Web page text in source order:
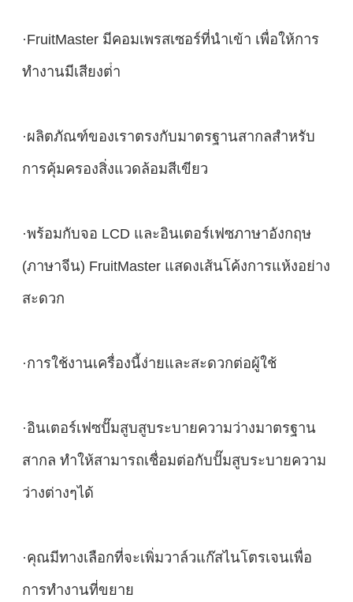
·FruitMaster มีคอมเพรสเซอร์ที่นําเข้า เพื่อให้การ
ทํางานมีเสียงต่ํา
·ผลิตภัณฑ์ของเราตรงกับมาตรฐานสากลสําหรับ
การคุ้มครองสิ่งแวดล้อมสีเขียว
·พร้อมกับจอ LCD และอินเตอร์เฟซภาษาอังกฤษ
(ภาษาจีน) FruitMaster แสดงเส้นโค้งการแห้งอย่าง
สะดวก
·การใช้งานเครื่องนี้ง่ายและสะดวกต่อผู้ใช้
·อินเตอร์เฟซปั๊มสูบสูบระบายความว่างมาตรฐาน
สากล ทําให้สามารถเชื่อมต่อกับปั๊มสูบระบายความ
ว่างต่างๆได้
·คุณมีทางเลือกที่จะเพิ่มวาล์วแก๊สไนโตรเจนเพื่อ
การทํางานที่ขยาย